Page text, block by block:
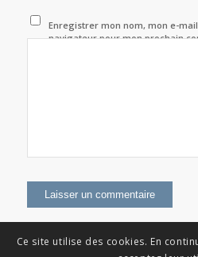
Enregistrer mon nom, mon e-
navigateur pour mon prochain
Ce site utilise des cookies. En